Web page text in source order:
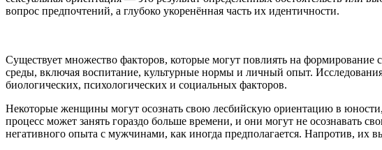
вопрос предпочтений, а глубоко укоренённая часть их идентичности.
Существует множество факторов, которые могут повлиять на
среды, включая воспитание, культурные нормы и личный опыт.
биологических, психологических и социальных факторов.
Некоторые женщины могут осознать свою лесбийскую ориентацию в
процесс может занять гораздо больше времени, и они могут не осознавать
негативного опыта с мужчинами, как иногда предполагается. Напротив,